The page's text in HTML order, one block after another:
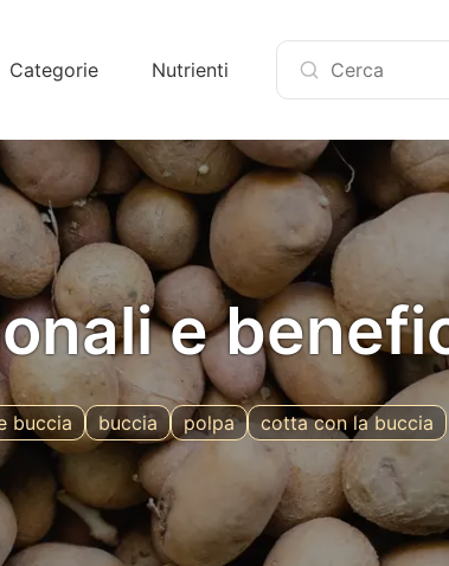
Categorie Nutrienti
e
buccia buccia polpa
cotta con la buccia